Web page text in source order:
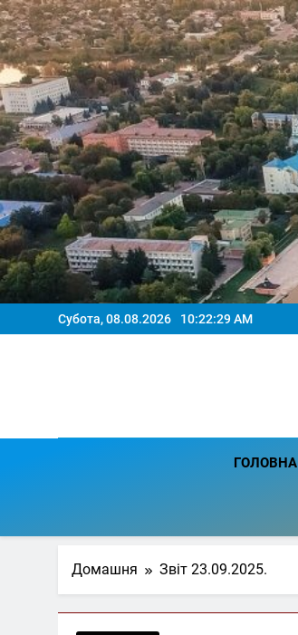
Перейти
до
вмісту
Субота, 08.08.2026 10:22:30 AM
ГОЛОВНА
Домашня Звіт 23.09.2025.